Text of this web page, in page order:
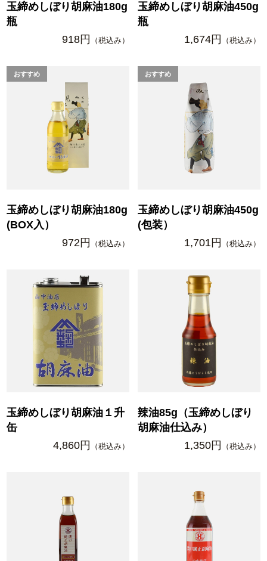
玉締めしぼり胡麻油180g
瓶
918円
（税込み）
玉締めしぼり胡麻油450g
瓶
1,674円
（税込み）
玉締めしぼり胡麻油180g
(BOX入）
972円
（税込み）
玉締めしぼり胡麻油450g
(包装）
1,701円
（税込み）
玉締めしぼり胡麻油１升
缶
4,860円
（税込み）
辣油85g（玉締めしぼり
胡麻油仕込み）
1,350円
（税込み）